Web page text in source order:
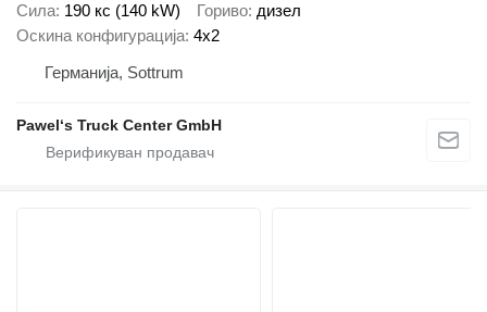
Сила 190 кс (140 kW) Гориво дизел
Оскина конфигурација 4x2
Германија, Sottrum
Pawel‘s Truck Center GmbH